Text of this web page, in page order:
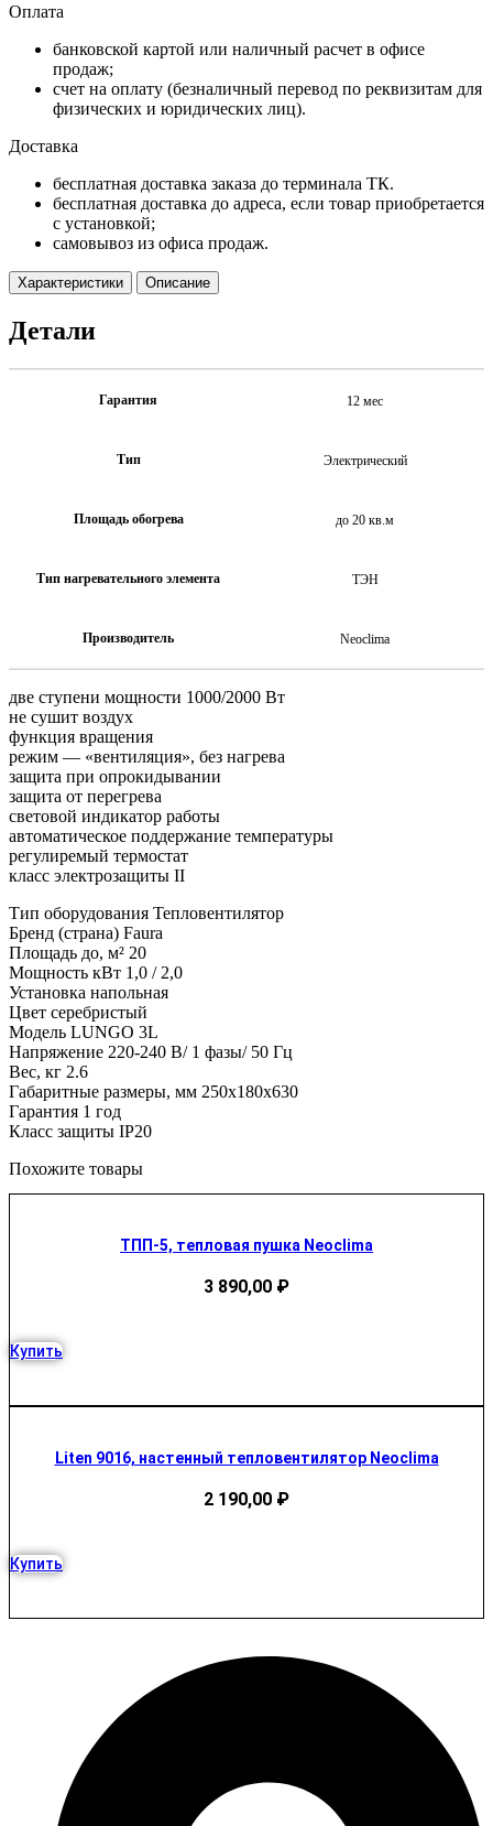
Оплата
банковской картой или наличный расчет в офисе
продаж;
счет на оплату (безналичный перевод по реквизитам для
физических и юридических лиц).
Доставка
бесплатная доставка заказа до терминала ТК.
бесплатная доставка до адреса, если товар приобретается
с установкой;
самовывоз из офиса продаж.
Характеристики Описание
Детали
Гарантия 12 мес
Тип Электрический
Площадь обогрева до 20 кв.м
Тип нагревательного элемента ТЭН
Производитель Neoclima
две ступени мощности 1000/2000 Вт
не сушит воздух
функция вращения
режим — «вентиляция», без нагрева
защита при опрокидывании
защита от перегрева
световой индикатор работы
автоматическое поддержание температуры
регулиремый термостат
класс электрозащиты II
Тип оборудования Тепловентилятор
Бренд (страна) Faura
Площадь до, м² 20
Мощность кВт 1,0 / 2,0
Установка напольная
Цвет серебристый
Модель LUNGO 3L
Напряжение 220-240 В/ 1 фазы/ 50 Гц
Вес, кг 2.6
Габаритные размеры, мм 250x180x630
Гарантия 1 год
Класс защиты IP20
Похожите товары
ТПП-5, тепловая пушка Neoclima
3 890,00 ₽
Купить
Liten 9016, настенный тепловентилятор Neoclima
2 190,00 ₽
Купить